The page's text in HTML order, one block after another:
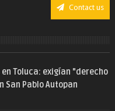
Contact us
Toluca: exigían "derecho
San Pablo Autopan